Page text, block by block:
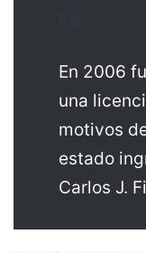
En 2006
una
motivos
estado
Carlos J.